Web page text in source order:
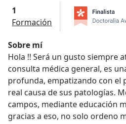
1
Formación
Sobre mí
Hola !! Será un gusto siempre atenderte. Más que una
consulta médica general, es
profunda, empatizando con el
real causa de sus patologías. Me he formado en varios
campos, mediante educación
gracias a eso, no solo ordeno